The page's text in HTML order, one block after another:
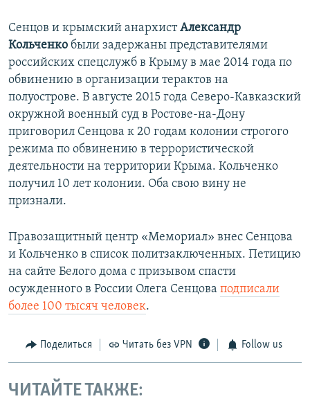
Сенцов и крымский анархистАлександр
Кольченко были задержаны представителями
российских спецслужб в Крыму в мае 2014 года по
обвинению в организации терактов на
полуострове. В августе 2015 года Северо-Кавказский
окружной военный суд в Ростове-на-Дону
приговорил Сенцова к 20 годам колонии строгого
режима по обвинению в террористической
деятельности на территории Крыма. Кольченко
получил 10 лет колонии. Оба свою вину не
признали.
Правозащитный центр «Мемориал» внес Сенцова
и Кольченко в список политзаключенных. Петицию
на сайте Белого дома с призывом спасти
осужденного в России Олега Сенцова подписали
более 100 тысяч человек.
Поделиться Читать без VPN Follow us
ЧИТАЙТЕ ТАКЖЕ: